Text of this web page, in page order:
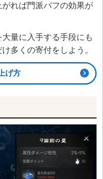
れば門派バフの効果が
量に入手する手段にも
多くの寄付をしよう。
げ方